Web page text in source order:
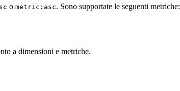
o metric:asc. Sono supportate le seguenti metriche:
a dimensioni e metriche.